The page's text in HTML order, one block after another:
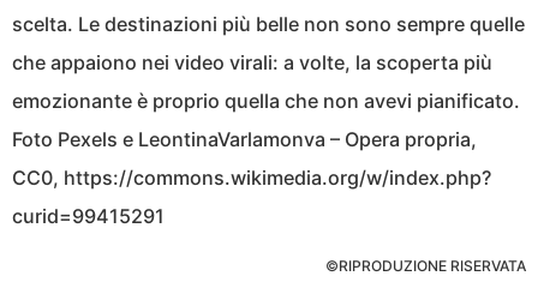
scelta. Le destinazioni più belle non sono sempre quelle
che appaiono nei video virali: a volte, la scoperta più
emozionante è proprio quella che non avevi pianificato.
Foto Pexels e LeontinaVarlamonva – Opera propria,
CC0, https://commons.wikimedia.org/w/index.php?
curid=99415291
©RIPRODUZIONE RISERVATA